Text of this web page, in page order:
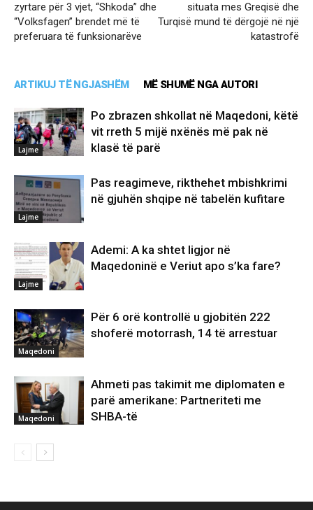
zyrtare për 3 vjet, “Shkoda” dhe
“Volksfagen” brendet më të
preferuara të funksionarëve
situata mes Greqisë dhe
Turqisë mund të dërgojë në një
katastrofë
ARTIKUJ TË NGJASHËM MË SHUMË NGA AUTORI
Lajme
Po zbrazen shkollat në Maqedoni, këtë
vit rreth 5 mijë nxënës më pak në
klasë të parë
Lajme
Pas reagimeve, rikthehet mbishkrimi
në gjuhën shqipe në tabelën kufitare
Lajme
Ademi: A ka shtet ligjor në
Maqedoninë e Veriut apo s’ka fare?
Maqedoni
Për 6 orë kontrollë u gjobitën 222
shoferë motorrash, 14 të arrestuar
Maqedoni
Ahmeti pas takimit me diplomaten e
parë amerikane: Partneriteti me
SHBA-të